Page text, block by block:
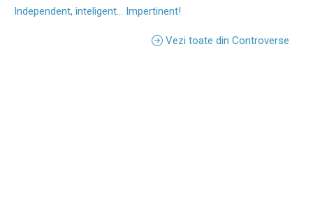
Independent, inteligent... Impertinent!
Vezi toate din Controverse